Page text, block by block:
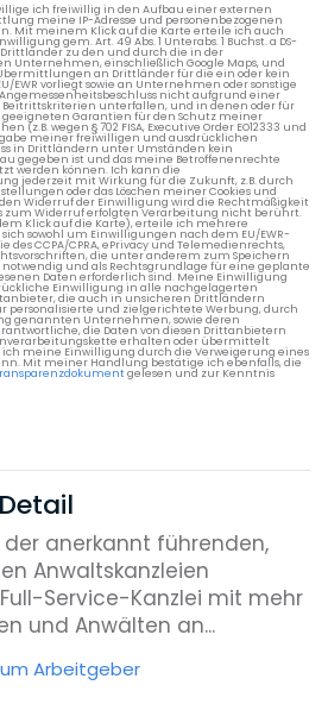
ich freiwillig in den Aufbau einer externen
meine IP-Adresse und personenbezogenen
Mit meinem Klick auf die Karte erteile ich auch
gem. Art. 49 Abs. 1 Unterabs. 1 Buchst. a DS-
zu den und durch die in der
Unternehmen, einschließlich Google Maps, und
an Drittländer für die ein oder kein
EWR vorliegt sowie an Unternehmen oder sonstige
nicht aufgrund einer
Beitrittskriterien unterfallen, und in denen oder für
Garantien für den Schutz meiner
(z.B. wegen § 702 FISA, Executive Order EO12333 und
meiner freiwilligen und ausdrücklichen
in Drittländern unter Umständen kein
gegeben ist und das meine Betroffenenrechte
werden können. Ich kann die
jederzeit mit Wirkung für die Zukunft, z.B. durch
oder das Löschen meiner Cookies und
Widerruf der Einwilligung wird die Rechtmäßigkeit
zum Widerruf erfolgten Verarbeitung nicht berührt.
Klick auf die Karte), erteile ich mehrere
sowohl um Einwilligungen nach dem EU/EWR-
CCPA/CPRA, ePrivacy und Telemedienrechts,
die unter anderem zum Speichern
und als Rechtsgrundlage für eine geplante
Daten erforderlich sind. Meine Einwilligung
Einwilligung in alle nachgelagerten
die auch in unsicheren Drittländern
personalisierte und zielgerichtete Werbung, durch
genannten Unternehmen, sowie deren
die Daten von diesen Drittanbietern
erhalten oder übermittelt
ich meine Einwilligung durch die Verweigerung eines
Mit meiner Handlung bestätige ich ebenfalls, die
gelesen und zur Kenntnis
der anerkannt führenden,
Anwaltskanzleien
Service-Kanzlei mit mehr
und Anwälten an...
Arbeitgeber